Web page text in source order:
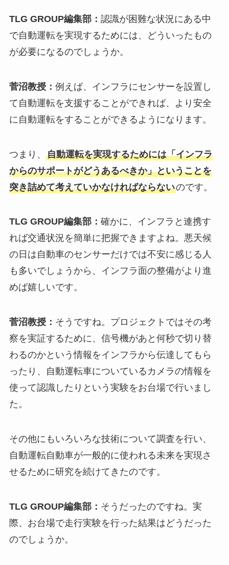
TLG GROUP編集部： 認識が困難な状況にある中
で自動運転を実現するためには、どういったもの
が必要になるのでしょうか。
菅沼教授： 例えば、インフラにセンサーを設置し
て自動運転を支援することができれば、より安全
に自動運転をすることができるようになります。
つまり、 自動運転を実現するためには「インフラ
からのサポートがどうあるべきか」ということを
突き詰めて考えていかなければならないのです。
TLG GROUP編集部： 確かに、インフラと連携す
れば交通状況を簡単に把握できますよね。悪天候
の日は自動車のセンサーだけでは不安に感じる人
も多いでしょうから、インフラ面の整備がより進
めば嬉しいです。
菅沼教授： そうですね。プロジェクトではその考
察を実証するために、信号機があと何秒で切り替
わるのかという情報をインフラから伝達してもら
ったり、自動運転車についているカメラの情報を
使って認識したりという実験をお台場で行いまし
た。
その他にもいろいろな技術について調査を行い、
自動運転自動車が一般的に使われる未来を実現さ
せるために研究を続けてきたのです。
TLG GROUP編集部： そうだったのですね。実
際、お台場で走行実験を行った結果はどうだった
のでしょうか。